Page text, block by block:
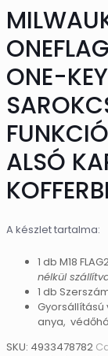
ONE-
ALSÓ
A készlet tartalma:
1 db M18
nélkül
1 db
Gyorsállítású
anya,
SKU: 4933478782